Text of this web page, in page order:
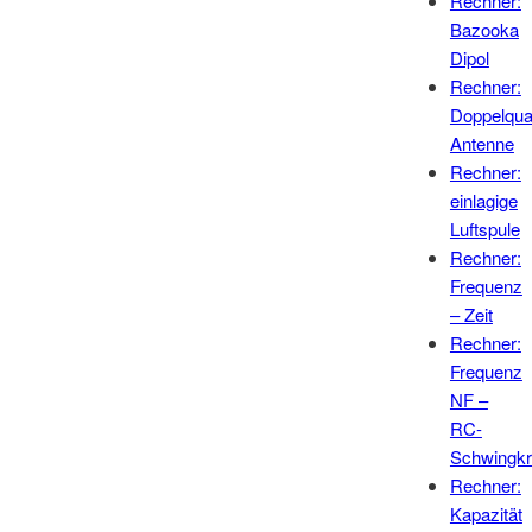
Bazooka
Dipol
Rechner:
Antenne
Rechner:
einlagige
Luftspule
Rechner:
Frequenz
– Zeit
Rechner:
Frequenz
NF –
RC-
Rechner:
Kapazität